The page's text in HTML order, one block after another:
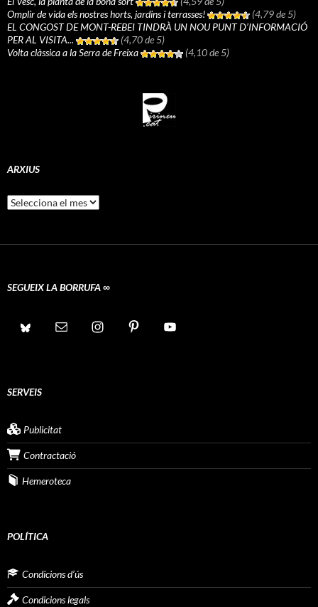
Omplir de vida els nostres horts, jardins i terrasses!
(4,79 de 5)
EL CONGOST DE MONT-REBEI TINDRÀ UN NOU PUNT D’INFORMACIÓ
PER AL VISITA...
(4,70 de 5)
Volta clàssica a la Serra de Freixa
(4,10 de 5)
ARXIUS
Arxius
SEGUEIX LA BORRUFA ∞
SERVEIS
Publicitat
Contractació
Hemeroteca
POLÍTICA
Condicions d’ús
Condicions legals